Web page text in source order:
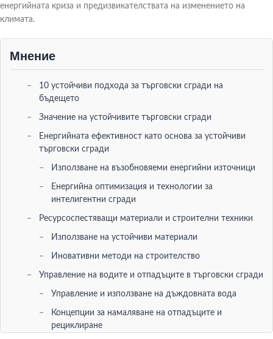
енергийната криза и предизвикателствата на изменението на
климата.
Мнение
10 устойчиви подхода за търговски сгради на
бъдещето
Значение на устойчивите търговски сгради
Енергийната ефективност като основа за устойчиви
търговски сгради
Използване на възобновяеми енергийни източници
Енергийна оптимизация и технологии за
интелигентни сгради
Ресурсоспестяващи материали и строителни техники
Използване на устойчиви материали
Иновативни методи на строителство
Управление на водите и отпадъците в търговски сгради
Управление и използване на дъждовната вода
Концепции за намаляване на отпадъците и
рециклиране